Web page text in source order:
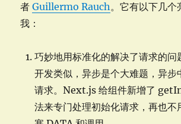
者Guillermo Rauch。它有以下几个
我：
巧妙地用标准化的解决了请求的问
开发类似，异步是个大难题，异步
请求。Next.js 给组件新增了
法来专门处理初始化请求，再也不